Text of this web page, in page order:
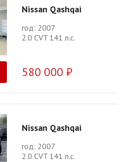
Nissan Qashqai
год: 2007
2.0 CVT 141 л.с.
580 000 ₽
Nissan Qashqai
год: 2007
2.0 CVT 141 л.с.